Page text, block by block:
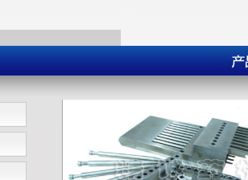
超微粉碎机组